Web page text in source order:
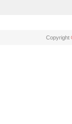
Copyright